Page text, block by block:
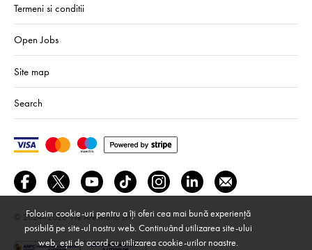
Termeni si conditii
Open Jobs
Site map
Search
© 2024–2026 We Are Mono srl
Folosim cookie-uri pentru a îți oferi cea mai bună experiență
posibilă pe site-ul nostru web. Continuând utilizarea site-ului
web, ești de acord cu utilizarea cookie-urilor noastre.